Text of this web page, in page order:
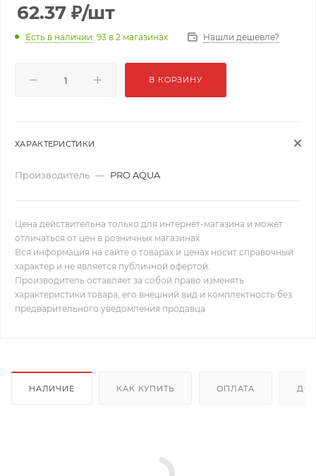
62.37 ₽/шт
Есть в наличии: 93 в 2 магазинах Нашли дешевле?
В КОРЗИНУ
ХАРАКТЕРИСТИКИ
Производитель — PRO AQUA
Цена действительна только для интернет-магазина и может
отличаться от цен в розничных магазинах
Вся информация на сайте о товарах и ценах носит справочный
характер и не является публичной офертой.
Производитель оставляет за собой право изменять
характеристики товара, его внешний вид и комплектность без
предварительного уведомления продавца
НАЛИЧИЕ КАК КУПИТЬ ОПЛАТА